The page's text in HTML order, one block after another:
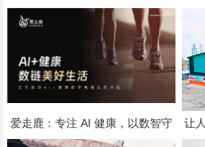
醒：人员流动加剧肺炎球菌传播，
九成孩子缺乏免疫屏障
爱走鹿：专注 AI 健康，以数智守
护全民日常健康生活
让
驰